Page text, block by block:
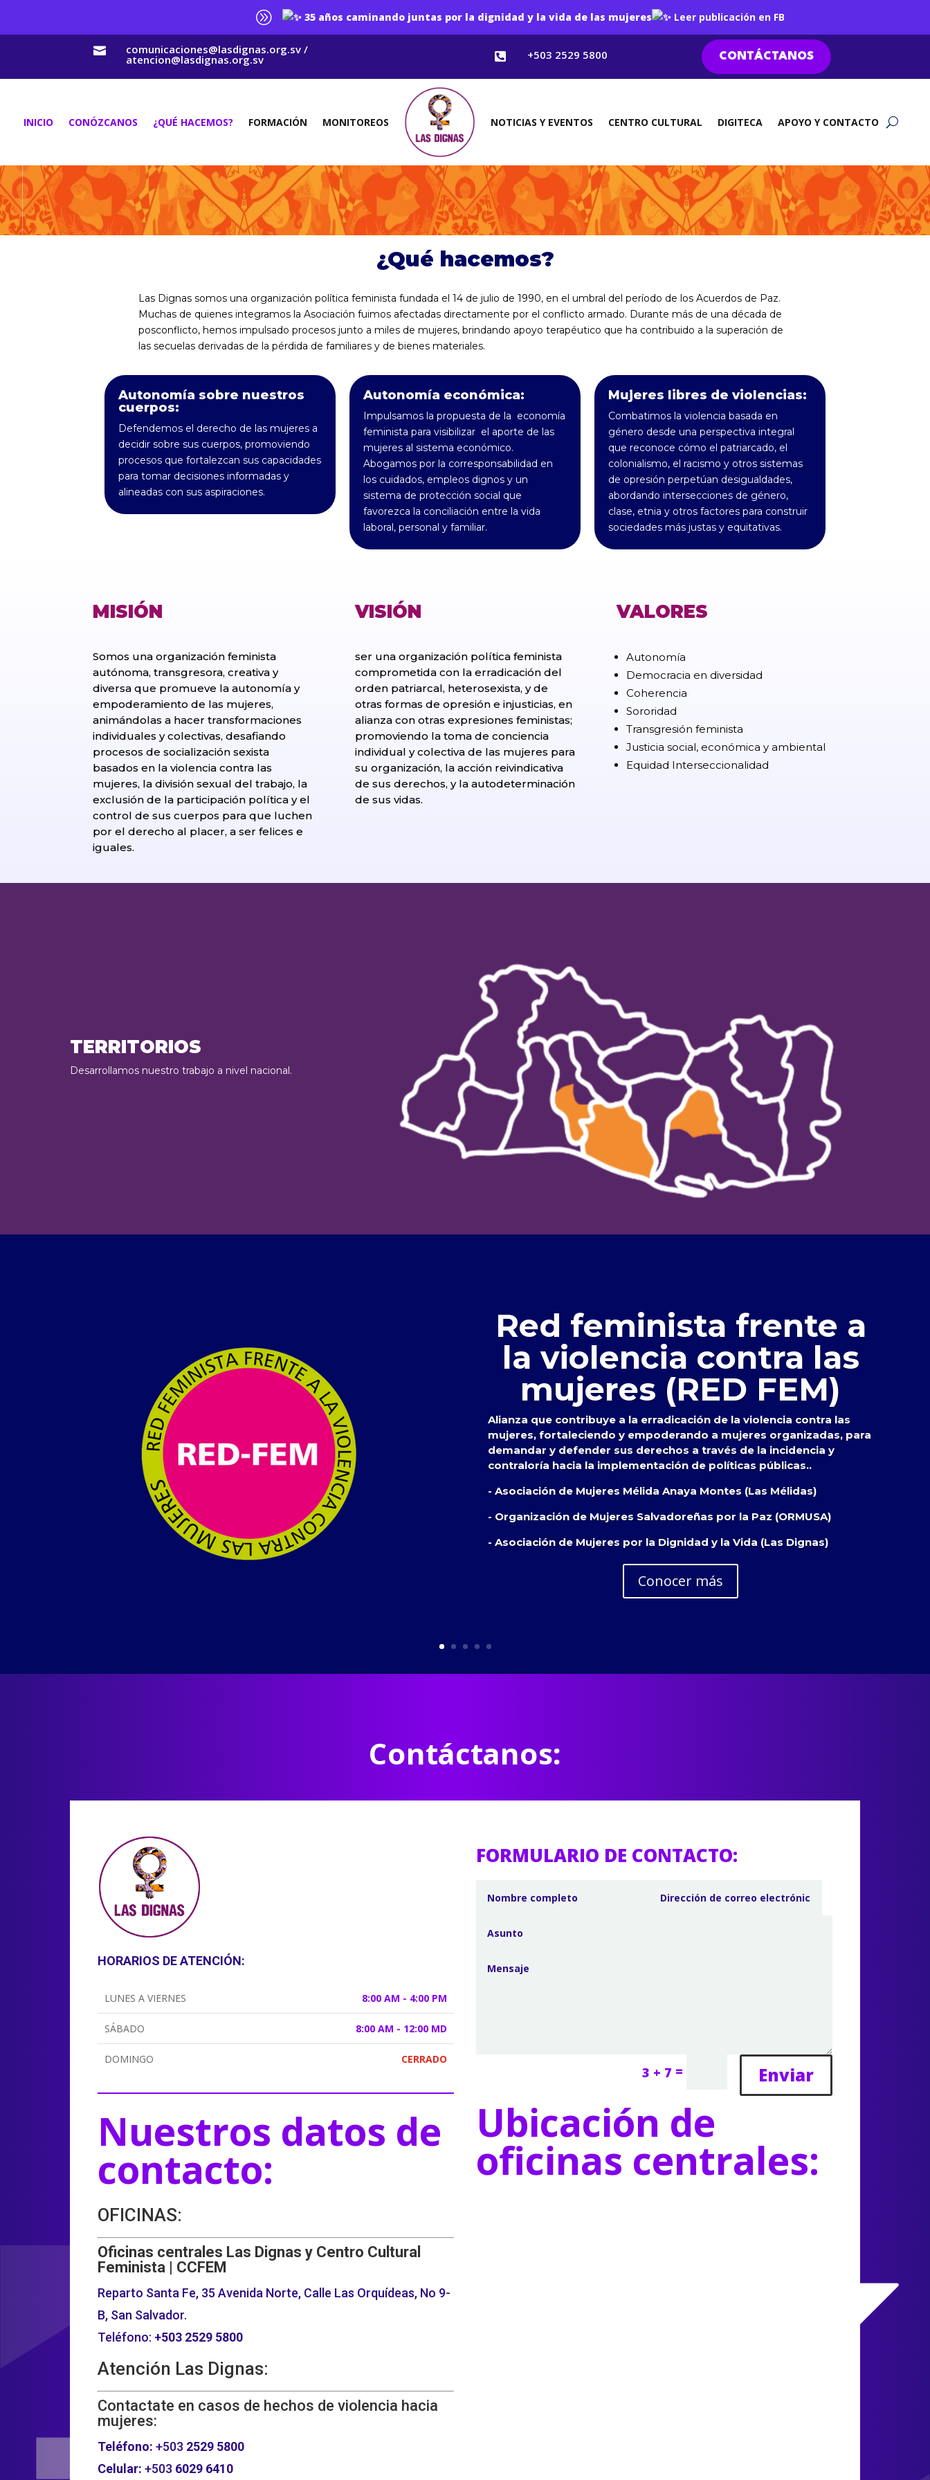
A 35 años caminando juntas por la dignidad y la vida de las mujeres Leer publicación en FB
 comunicaciones@lasdignas.org.sv /
atencion@lasdignas.org.sv  +503 2529 5800 CONTÁCTANOS
INICIO CONÓZCANOS ¿QUÉ HACEMOS? FORMACIÓN MONITOREOS NOTICIAS Y EVENTOS CENTRO CULTURAL DIGITECA APOYO Y CONTACTO
¿Qué hacemos?
Las Dignas somos una organización política feminista fundada el 14 de julio de 1990, en el umbral del período de los Acuerdos de Paz.
Muchas de quienes integramos la Asociación fuimos afectadas directamente por el conflicto armado. Durante más de una década de
posconflicto, hemos impulsado procesos junto a miles de mujeres, brindando apoyo terapéutico que ha contribuido a la superación de
las secuelas derivadas de la pérdida de familiares y de bienes materiales.
Autonomía sobre nuestros
cuerpos:
Defendemos el derecho de las mujeres a
decidir sobre sus cuerpos, promoviendo
procesos que fortalezcan sus capacidades
para tomar decisiones informadas y
alineadas con sus aspiraciones.
Autonomía económica:
Impulsamos la propuesta de la economía
feminista para visibilizar el aporte de las
mujeres al sistema económico.
Abogamos por la corresponsabilidad en
los cuidados, empleos dignos y un
sistema de protección social que
favorezca la conciliación entre la vida
laboral, personal y familiar.
Mujeres libres de violencias:
Combatimos la violencia basada en
género desde una perspectiva integral
que reconoce cómo el patriarcado, el
colonialismo, el racismo y otros sistemas
de opresión perpetúan desigualdades,
abordando intersecciones de género,
clase, etnia y otros factores para construir
sociedades más justas y equitativas.
MISIÓN
Somos una organización feminista
autónoma, transgresora, creativa y
diversa que promueve la autonomía y
empoderamiento de las mujeres,
animándolas a hacer transformaciones
individuales y colectivas, desafiando
procesos de socialización sexista
basados en la violencia contra las
mujeres, la división sexual del trabajo, la
exclusión de la participación política y el
control de sus cuerpos para que luchen
por el derecho al placer, a ser felices e
iguales.
VISIÓN
ser una organización política feminista
comprometida con la erradicación del
orden patriarcal, heterosexista, y de
otras formas de opresión e injusticias, en
alianza con otras expresiones feministas;
promoviendo la toma de conciencia
individual y colectiva de las mujeres para
su organización, la acción reivindicativa
de sus derechos, y la autodeterminación
de sus vidas.
VALORES
Autonomía
Democracia en diversidad
Coherencia
Sororidad
Transgresión feminista
Justicia social, económica y ambiental
Equidad Interseccionalidad
TERRITORIOS
Desarrollamos nuestro trabajo a nivel nacional.
Red feminista frente a
la violencia contra las
mujeres (RED FEM)
Alianza que contribuye a la erradicación de la violencia contra las
mujeres, fortaleciendo y empoderando a mujeres organizadas, para
demandar y defender sus derechos a través de la incidencia y
contraloría hacia la implementación de políticas públicas..
- Asociación de Mujeres Mélida Anaya Montes (Las Mélidas)
- Organización de Mujeres Salvadoreñas por la Paz (ORMUSA)
- Asociación de Mujeres por la Dignidad y la Vida (Las Dignas)
Conocer más
Contáctanos:
HORARIOS DE ATENCIÓN:
LUNES A VIERNES 8:00 AM - 4:00 PM
SÁBADO 8:00 AM - 12:00 MD
DOMINGO CERRADO
Nuestros datos de
contacto:
OFICINAS:
Oficinas centrales Las Dignas y Centro Cultural
Feminista | CCFEM
Reparto Santa Fe, 35 Avenida Norte, Calle Las Orquídeas, No 9-
B, San Salvador.
Teléfono: +503 2529 5800
Atención Las Dignas:
Contactate en casos de hechos de violencia hacia
mujeres:
Teléfono: +503 2529 5800
Celular: +503 6029 6410
FORMULARIO DE CONTACTO:
3 + 7 = Enviar
Ubicación de
oficinas centrales: